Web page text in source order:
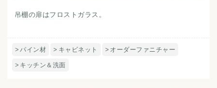
吊棚の扉はフロストガラス。
パイン材 キャビネット オーダーファニチャー
キッチン＆洗面